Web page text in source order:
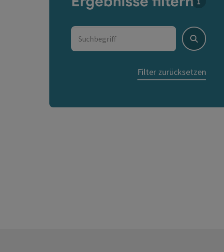
Für
Suchbegriff
Suchen
Filter zurücksetzen